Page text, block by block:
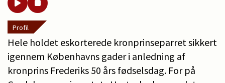
Profil
Hele holdet eskorterede kronprinseparret sikkert
igennem Københavns gader i anledning af
kronprins Frederiks 50 års fødselsdag. For på